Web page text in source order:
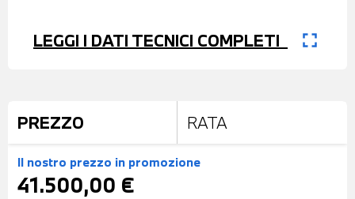
LEGGI I DATI TECNICI COMPLETI fullscreen
PREZZO RATA
Il nostro prezzo in promozione
41.500,00 €